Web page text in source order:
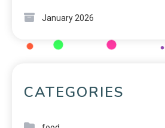
January 2026
CATEGORIES